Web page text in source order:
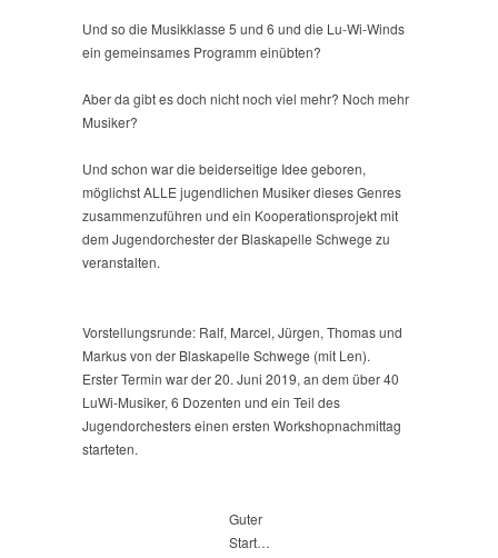
Und so die Musikklasse 5 und 6 und die Lu-Wi-Winds
ein gemeinsames Programm einübten?
Aber da gibt es doch nicht noch viel mehr? Noch mehr
Musiker?
Und schon war die beiderseitige Idee geboren,
möglichst ALLE jugendlichen Musiker dieses Genres
zusammenzuführen und ein Kooperationsprojekt mit
dem Jugendorchester der Blaskapelle Schwege zu
veranstalten.
Vorstellungsrunde: Ralf, Marcel, Jürgen, Thomas und
Markus von der Blaskapelle Schwege (mit Len).
Erster Termin war der 20. Juni 2019, an dem über 40
LuWi-Musiker, 6 Dozenten und ein Teil des
Jugendorchesters einen ersten Workshopnachmittag
starteten.
Guter
Start…